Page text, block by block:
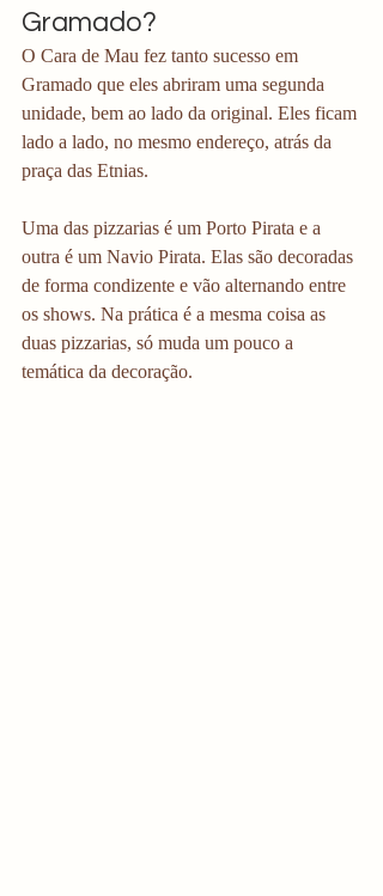
Gramado?
O Cara de Mau fez tanto sucesso em
Gramado que eles abriram uma segunda
unidade, bem ao lado da original. Eles ficam
lado a lado, no mesmo endereço, atrás da
praça das Etnias.
Uma das pizzarias é um Porto Pirata e a
outra é um Navio Pirata. Elas são decoradas
de forma condizente e vão alternando entre
os shows. Na prática é a mesma coisa as
duas pizzarias, só muda um pouco a
temática da decoração.